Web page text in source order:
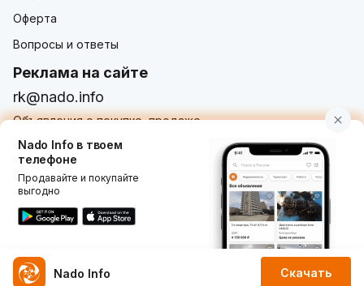
Оферта
Вопросы и ответы
Реклама на сайте
rk@nado.info
Объявления о покупке, продаже,
услугах от частных лиц и организаций
Использование nado.info, в том числе и размещение
объявлений на сайте означает принятие условий
nado.info. Оплачивая
оферту о заключении
договора оказания платных услуг
Nado Info в твоем
телефоне
Продавайте и покупайте
выгодно
Nado Info Скачать